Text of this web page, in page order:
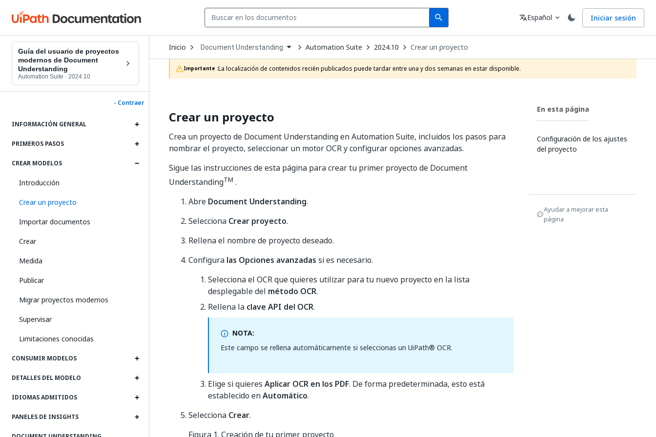
search
Search Idioma
translateEspañol expand_more Iniciar sesión
Guía del usuario de proyectos
modernos de Document
Understanding
Automation Suite · 2024.10
- Contraer
INFORMACIÓN GENERAL
PRIMEROS PASOS
CREAR MODELOS
Introducción
Crear un proyecto
Importar documentos
Crear
Medida
Publicar
Migrar proyectos modernos
Supervisar
Limitaciones conocidas
CONSUMIR MODELOS
DETALLES DEL MODELO
IDIOMAS ADMITIDOS
PANELES DE INSIGHTS
Inicio Open
Dropdown
to
choose
product
Document Understanding Automation Suite 2024.10 Crear un proyecto
Importante :La localización de contenidos recién publicados puede tardar entre una y dos semanas en estar disponible.
Crear un proyecto
Crea un proyecto de Document Understanding en Automation Suite, incluidos los pasos para
nombrar el proyecto, seleccionar un motor OCR y configurar opciones avanzadas.
Sigue las instrucciones de esta página para crear tu primer proyecto de Document
UnderstandingTM .
Abre Document Understanding.
Selecciona Crear proyecto.
Rellena el nombre de proyecto deseado.
Configura las Opciones avanzadas si es necesario.
Selecciona el OCR que quieres utilizar para tu nuevo proyecto en la lista
desplegable del método OCR.
Rellena la clave API del OCR.
NOTA:
Este campo se rellena automáticamente si seleccionas un UiPath® OCR.
Elige si quieres Aplicar OCR en los PDF. De forma predeterminada, esto está
establecido enAutomático.
Selecciona Crear.
En esta página
Configuración de los ajustes
del proyecto
Ayudar a mejorar esta
página